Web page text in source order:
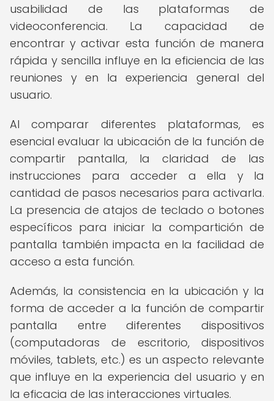
usabilidad de las plataformas de
videoconferencia. La capacidad de
encontrar y activar esta función de manera
rápida y sencilla influye en la eficiencia de las
reuniones y en la experiencia general del
usuario.
Al comparar diferentes plataformas, es
esencial evaluar la ubicación de la función de
compartir pantalla, la claridad de las
instrucciones para acceder a ella y la
cantidad de pasos necesarios para activarla.
La presencia de atajos de teclado o botones
específicos para iniciar la compartición de
pantalla también impacta en la facilidad de
acceso a esta función.
Además, la consistencia en la ubicación y la
forma de acceder a la función de compartir
pantalla entre diferentes dispositivos
(computadoras de escritorio, dispositivos
móviles, tablets, etc.) es un aspecto relevante
que influye en la experiencia del usuario y en
la eficacia de las interacciones virtuales.